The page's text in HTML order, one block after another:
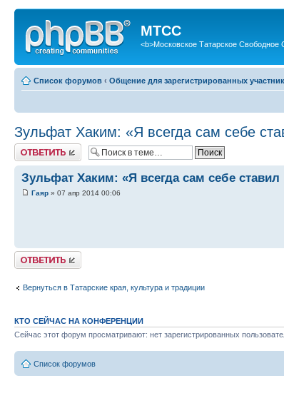
МТСС
<b>Московское Татарское Свободное
Список форумов ‹ Общение для зарегистрированных
Зульфат Хаким: «Я всегда сам себе
Ответить
Зульфат Хаким: «Я всегда сам себе ставил
Гаяр » 07 апр 2014 00:06
Ответить
Вернуться в Татарские края, культура и традиции
КТО СЕЙЧАС НА КОНФЕРЕНЦИИ
Сейчас этот форум просматривают: нет зарегистрированных
Список форумов